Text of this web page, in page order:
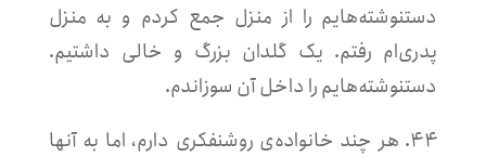
دستنوشته‌هایم را از منزل جمع کردم و به منزل
پدری‌ام رفتم. یک گلدان بزرگ و خالی داشتیم.
دستنوشته‌هایم را داخل آن سوزاندم.
۴۴. هر چند خانواده‌ی روشنفکری دارم، اما به آنها